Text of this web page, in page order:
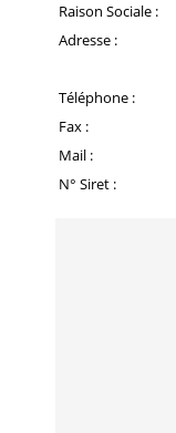
Raison Sociale :
Adresse :
Téléphone :
Fax :
Mail :
N° Siret :